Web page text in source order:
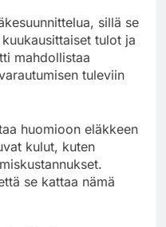
sillä se
tulot ja
mahdollistaa
tuleviin
huomioon eläkkeen
kulut, kuten
se kattaa nämä